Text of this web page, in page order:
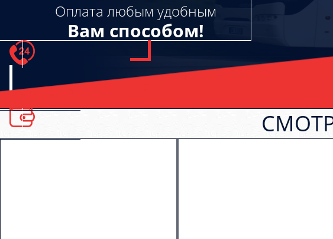
Оплата любым удобным
Вам способом!